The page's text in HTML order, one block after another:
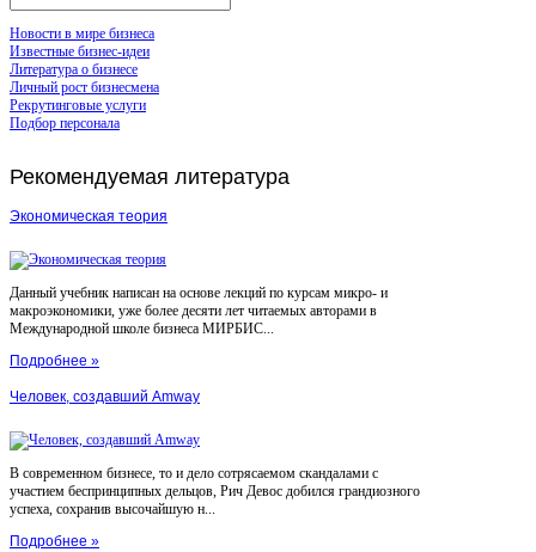
Новости в мире бизнеса
Известные бизнес-идеи
Литература о бизнесе
Личный рост бизнесмена
Рекрутинговые услуги
Подбор персонала
Рекомендуемая литература
Экономическая теория
Данный учебник написан на основе лекций по курсам микро- и
макроэкономики, уже более десяти лет читаемых авторами в
Международной школе бизнеса МИРБИС...
Подробнее »
Человек, создавший Amway
В современном бизнесе, то и дело сотрясаемом скандалами с
участием беспринципных дельцов, Рич Девос добился грандиозного
успеха, сохранив высочайшую н...
Подробнее »